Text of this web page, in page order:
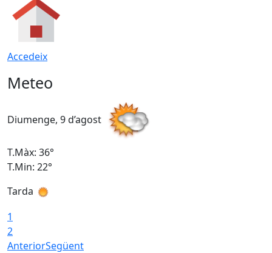
Accedeix
Meteo
Diumenge, 9 d’agost
T.Màx: 36°
T.Min: 22°
Tarda
1
2
AnteriorSegüent